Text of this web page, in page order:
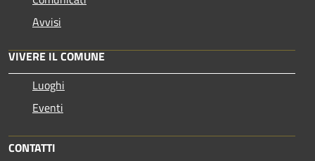
Avvisi
VIVERE IL COMUNE
Luoghi
Eventi
CONTATTI